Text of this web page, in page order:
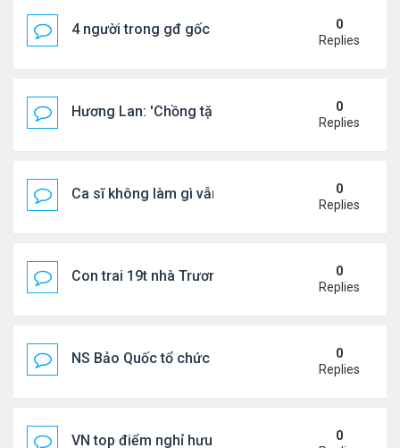
4 người trong gđ gốc Việt thiệt mạng vì tai nạn xe
0
Replies
Hương Lan: 'Chồng tặng tôi khu vườn tình yêu'
0
Replies
Ca sĩ không làm gì vẫn kiếm được 400 triệu đồng/
0
Replies
Con trai 19t nhà Trương Bá Chi - Tạ Đình Phong
0
Replies
NS Bảo Quốc tổ chức sn cho bà xã
0
Replies
VN top điểm nghỉ hưu lý tưởng cho người Mỹ
0